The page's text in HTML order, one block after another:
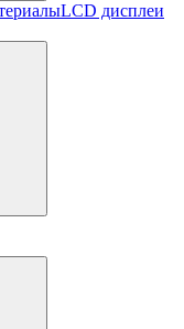
LCD дисплеи